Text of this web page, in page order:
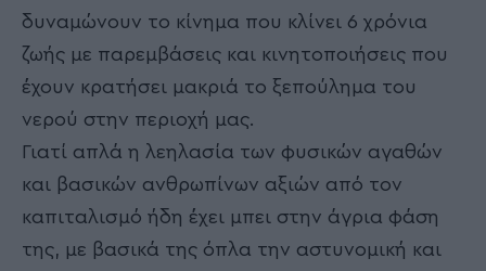
δυναμώνουν το κίνημα που κλίνει 6 χρόνια
ζωής με παρεμβάσεις και κινητοποιήσεις που
έχουν κρατήσει μακριά το ξεπούλημα του
νερού στην περιοχή μας.
Γιατί απλά η λεηλασία των φυσικών αγαθών
και βασικών ανθρωπίνων αξιών από τον
καπιταλισμό ήδη έχει μπει στην άγρια φάση
της, με βασικά της όπλα την αστυνομική και